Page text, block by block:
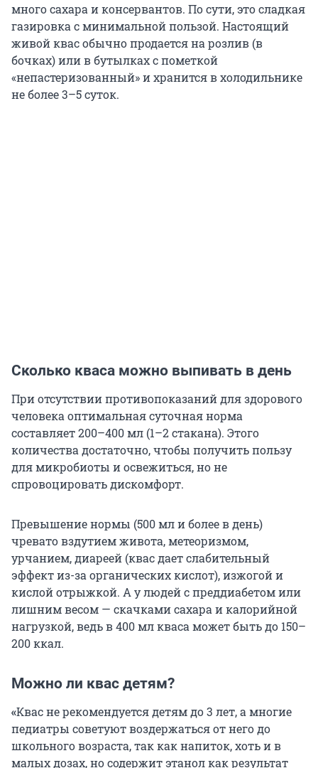
много сахара и консервантов. По сути, это сладкая
газировка с минимальной пользой. Настоящий
живой квас обычно продается на розлив (в
бочках) или в бутылках с пометкой
«непастеризованный» и хранится в холодильнике
не более 3–5 суток.
Сколько кваса можно выпивать в день
При отсутствии противопоказаний для здорового
человека оптимальная суточная норма
составляет 200–400 мл (1–2 стакана). Этого
количества достаточно, чтобы получить пользу
для микробиоты и освежиться, но не
спровоцировать дискомфорт.
Превышение нормы (500 мл и более в день)
чревато вздутием живота, метеоризмом,
урчанием, диареей (квас дает слабительный
эффект из-за органических кислот), изжогой и
кислой отрыжкой. А у людей с преддиабетом или
лишним весом — скачками сахара и калорийной
нагрузкой, ведь в 400 мл кваса может быть до 150–
200 ккал.
Можно ли квас детям?
«Квас не рекомендуется детям до 3 лет, а многие
педиатры советуют воздержаться от него до
школьного возраста, так как напиток, хоть и в
малых дозах, но содержит этанол как результат